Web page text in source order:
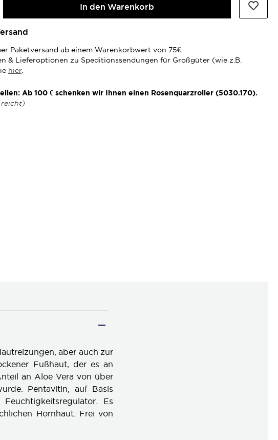
In den Warenkorb
Paketversand ab einem Warenkorbwert von 75€.
& Lieferoptionen zu Speditionssendungen für Großgüter (wie z.B.
hier.
Ab 100 € schenken wir Ihnen einen Rosenquarzroller (5030.170).
reicht)
aber auch zur
Fußhaut, der es an
an Aloe Vera von über
Pentavitin, auf Basis
Es
Hornhaut. Frei von